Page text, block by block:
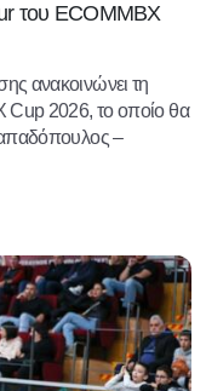
του ECOMMBX
ανακοινώνει τη
Cup 2026, το οποίο θα
–